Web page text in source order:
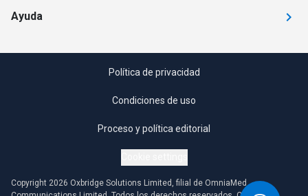
Ayuda
Política de privacidad
Condiciones de uso
Proceso y política editorial
Copyright 2026 Oxbridge Solutions Limited, filial de OmniaMed